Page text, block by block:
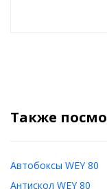
Также
Автобоксы WEY 80
Антискол WEY 80